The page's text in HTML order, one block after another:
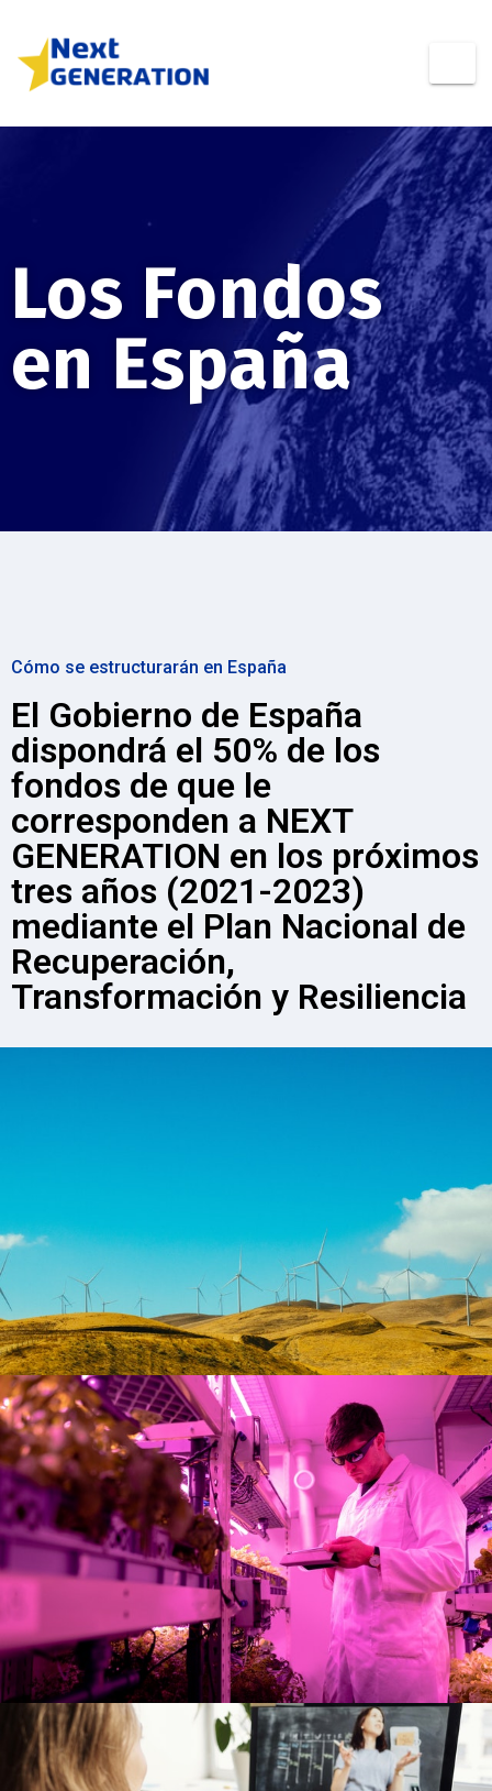
Los Fondos
en España
Cómo se estructurarán en España
El Gobierno de España
dispondrá el 50% de los
fondos de que le
corresponden a NEXT
GENERATION en los próximos
tres años (2021-2023)
mediante el Plan Nacional de
Recuperación,
Transformación y Resiliencia